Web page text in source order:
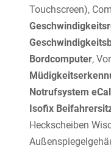
Touchscreen),
Bordcomputer,
Notrufsystem
Isofix
Heckscheiben